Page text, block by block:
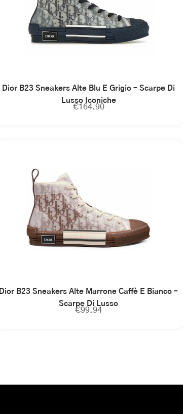
Dior B23 Sneakers Alte Blu E Grigio – Scarpe Di
Lusso Iconiche
€164.90
Dior B23 Sneakers Alte Marrone Caffè E Bianco –
Scarpe Di Lusso
€99.94